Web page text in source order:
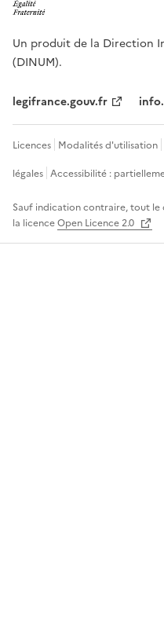
Un produit de la Direction
(DINUM).
legifrance.gouv.fr
Licences Modalités d'utilisation
légales Accessibilité :
Sauf indication contraire, tout le
la licenceOpen Licence 2.0